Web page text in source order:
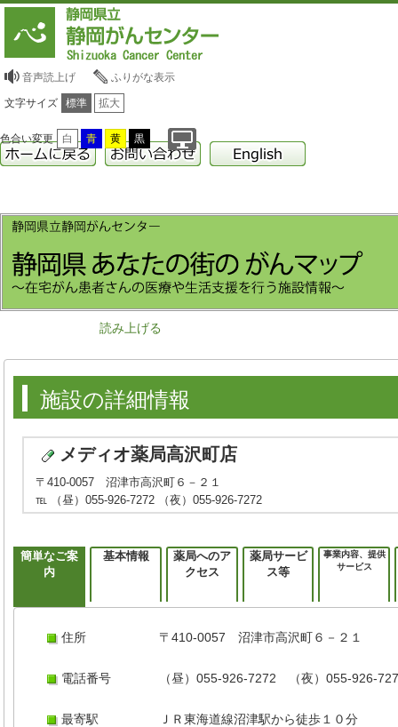
音声読上げ ふりがな表示
文字サイズ 標準 拡大
色合い変更 白 青 黄 黒
読み上げる
施設の詳細情報
メディオ薬局高沢町店
〒410-0057 沼津市高沢町６－２１
℡ （昼）055-926-7272 （夜）055-926-7272
簡単なご案
内
基本情報
薬局へのア
クセス
薬局サービ
ス等
事業内容、提供
サービス
住所 〒410-0057 沼津市高沢町６－２１
電話番号 （昼）055-926-7272 （夜）055-926-
最寄駅 ＪＲ東海道線沼津駅から徒歩１０分